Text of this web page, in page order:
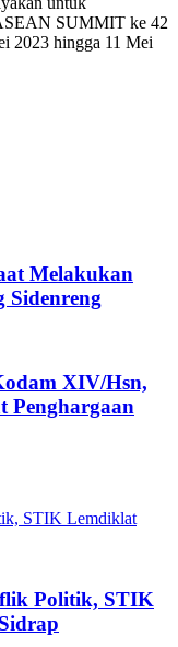
SUMMIT ke 42
2023 hingga 11 Mei
Melakukan
Sidenreng
XIV/Hsn,
Penghargaan
Politik, STIK